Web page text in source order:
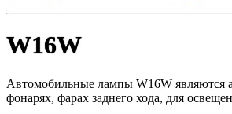
W16W
Автомобильные лампы W16W являются
фонарях, фарах заднего хода, для